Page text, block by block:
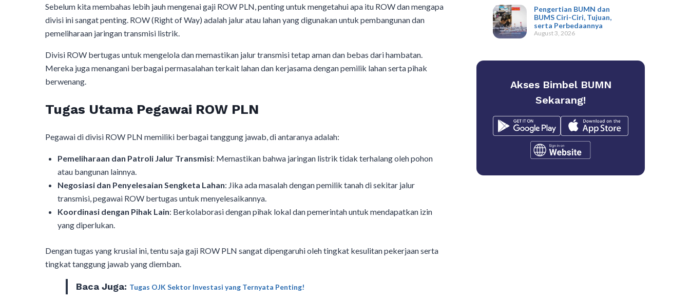
Sebelum kita membahas lebih jauh mengenai gaji ROW PLN, penting untuk mengetahui apa itu ROW dan mengapa
divisi ini sangat penting. ROW (Right of Way) adalah jalur atau lahan yang digunakan untuk pembangunan dan
pemeliharaan jaringan transmisi listrik.
Divisi ROW bertugas untuk mengelola dan memastikan jalur transmisi tetap aman dan bebas dari hambatan.
Mereka juga menangani berbagai permasalahan terkait lahan dan kerjasama dengan pemilik lahan serta pihak
berwenang.
Tugas Utama Pegawai ROW PLN
Pegawai di divisi ROW PLN memiliki berbagai tanggung jawab, di antaranya adalah:
Pemeliharaan dan Patroli Jalur Transmisi: Memastikan bahwa jaringan listrik tidak terhalang oleh pohon
atau bangunan lainnya.
Negosiasi dan Penyelesaian Sengketa Lahan: Jika ada masalah dengan pemilik tanah di sekitar jalur
transmisi, pegawai ROW bertugas untuk menyelesaikannya.
Koordinasi dengan Pihak Lain: Berkolaborasi dengan pihak lokal dan pemerintah untuk mendapatkan izin
yang diperlukan.
Dengan tugas yang krusial ini, tentu saja gaji ROW PLN sangat dipengaruhi oleh tingkat kesulitan pekerjaan serta
tingkat tanggung jawab yang diemban.
Baca Juga: Tugas OJK Sektor Investasi yang Ternyata Penting!
Pengertian BUMN dan
BUMS Ciri-Ciri, Tujuan,
serta Perbedaannya
August 3, 2026
Akses Bimbel BUMN
Sekarang!